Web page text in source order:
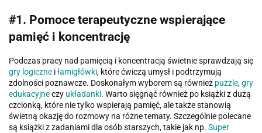
#1. Pomoce terapeutyczne wspierające
pamięć i koncentrację
Podczas pracy nad pamięcią i koncentracją świetnie sprawdzają się
gry logiczne iłamigłówki, które ćwiczą umysł i podtrzymują
zdolności poznawcze. Doskonałym wyborem są również puzzle,gry
edukacyjneczy układanki. Warto sięgnąć również po książki z dużą
czcionką, które nie tylko wspierają pamięć, ale także stanowią
świetną okazję do rozmowy na różne tematy. Szczególnie polecane
są książki z zadaniami dla osób starszych, takie jak np. Super